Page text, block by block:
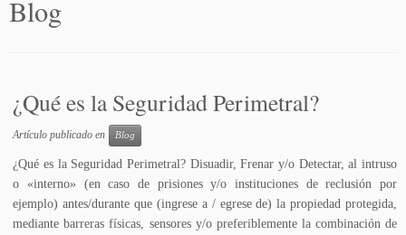
Blog
¿Qué es la Seguridad Perimetral?
Artículo publicado en Blog
¿Qué es la Seguridad Perimetral? Disuadir, Frenar y/o Detectar, al intruso
o «interno» (en caso de prisiones y/o instituciones de reclusión por
ejemplo) antes/durante que (ingrese a / egrese de) la propiedad protegida,
mediante barreras físicas, sensores y/o preferiblemente la combinación de